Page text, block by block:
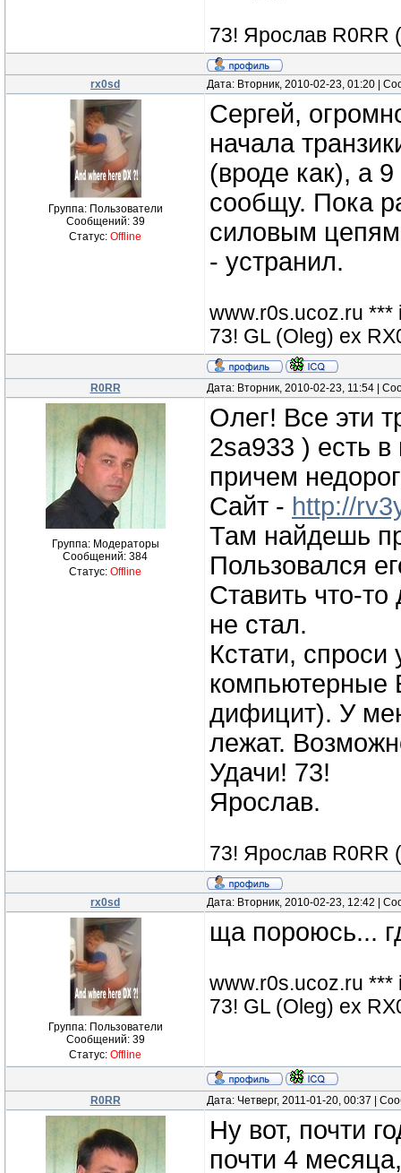
73! Ярослав R0RR
rx0sd Дата: Вторник, 2010-02-23, 01:20 |
Группа: Пользователи
Сообщений: 39
Статус: Offline
Сергей,
начала
(вроде как), а
сообщу. Пока
силовым
- устранил.
www.r0s.ucoz.ru ***
73! GL (Oleg) ex
R0RR Дата: Вторник, 2010-02-23, 11:54 |
Группа: Модераторы
Сообщений: 384
Статус: Offline
Олег! Все эти
2sa933 ) есть
причем
Сайт - http://
Там найдешь
Пользовался
Ставить что-
не стал.
Кстати, спроси
компьютерные
дифицит). У
лежат.
Удачи! 73!
Ярослав.
73! Ярослав R0RR
rx0sd Дата: Вторник, 2010-02-23, 12:42 |
Группа: Пользователи
Сообщений: 39
Статус: Offline
ща пороюсь...
www.r0s.ucoz.ru ***
73! GL (Oleg) ex
R0RR Дата: Четверг, 2011-01-20, 00:37 |
Ну вот, почти
почти 4